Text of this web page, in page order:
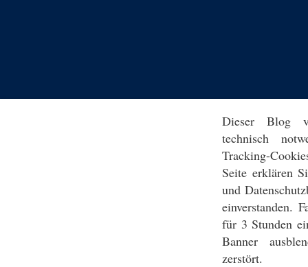
Dieser Blog
technisch
Tracking-
Seite erklären
und
einverstanden.
für 3 Stunden
Banner
zerstört.